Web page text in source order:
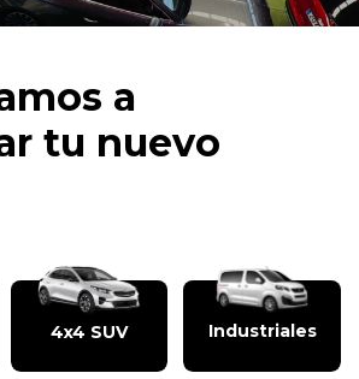
a
tu nuevo
4x4 SUV Industriales